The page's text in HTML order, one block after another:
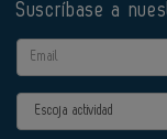
Suscríbase a
Email
Actividad